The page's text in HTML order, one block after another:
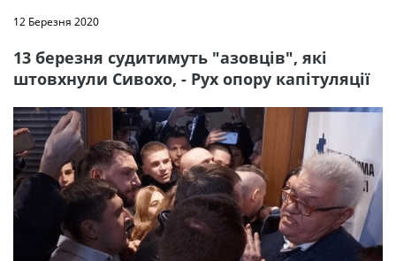
12 Березня 2020
13 березня судитимуть "азовців", які
штовхнули Сивохо, - Рух опору капітуляції